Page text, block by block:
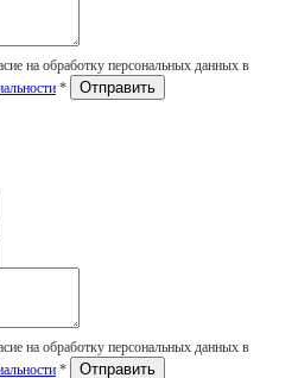
на обработку персональных данных в
*
на обработку персональных данных в
*